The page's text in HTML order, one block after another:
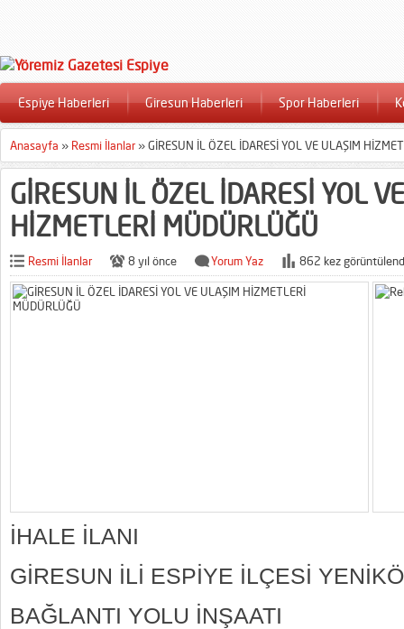
Espiye Haberleri Giresun Haberleri Spor Haberleri
Anasayfa » Resmi İlanlar »GİRESUN İL ÖZEL İDARESİ YOL VE ULAŞIM
GİRESUN İL ÖZEL İDARESİ YOL
HİZMETLERİ MÜDÜRLÜĞÜ
Resmi İlanlar 8 yıl önce Yorum Yaz 862 kez
İHALE İLANI
GİRESUN İLİ ESPİYE İLÇESİ
BAĞLANTI YOLU İNŞAATI